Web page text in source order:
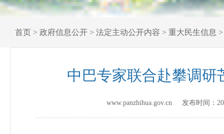
首页 > 政府信息公开 > 法定主动公开内容 > 重大民生信息
中巴专家联合赴攀调研
www.panzhihua.gov.cn 发布时间：